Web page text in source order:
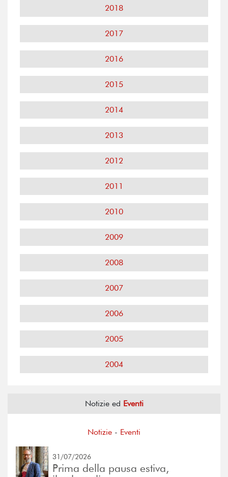
2018
2017
2016
2015
2014
2013
2012
2011
2010
2009
2008
2007
2006
2005
2004
Notizie ed Eventi
Notizie - Eventi
31/07/2026
Prima della pausa estiva,